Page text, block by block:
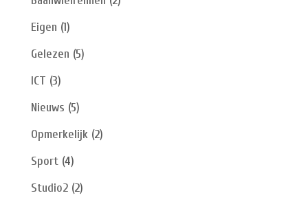
Eigen (1)
Gelezen (5)
ICT (3)
Nieuws (5)
Opmerkelijk(2)
Sport(4)
Studio2(2)